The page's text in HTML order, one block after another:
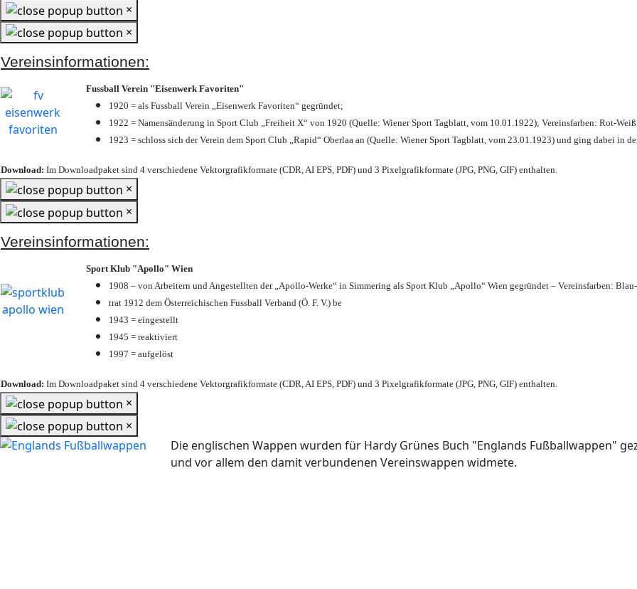
×
×
Vereinsinformationen:
Fussball Verein "Eisenwerk Favoriten"
1920 = als Fussball Verein „Eisenwerk Favoriten“ gegründet;
1922 = Namensänderung in Sport Club „Freiheit X“ von 1920 (Quelle: Wiener Sport Tagblatt, vom 10.01.1922); Vereinsfarben: Rot-
1923 = schloss sich der Verein dem Sport Club „Rapid“ Oberlaa an (Quelle: Wiener Sport Tagblatt, vom 23.01.1923) und ging dabei in
Download: Im Downloadpaket sind 4 verschiedene Vektorgrafikformate (CDR, AI EPS, PDF) und 3 Pixelgrafikformate (JPG, PNG, GIF) enthalten.
×
×
Vereinsinformationen:
Sport Klub "Apollo" Wien
1908 – von Arbeitern und Angestellten der „Apollo-Werke“ in Simmering als Sport Klub „Apollo“ Wien gegründet – Vereinsfarben:
trat 1912 dem Österreichischen Fussball Verband (Ö. F. V.) be
1943 = eingestellt
1945 = reaktiviert
1997 = aufgelöst
Download: Im Downloadpaket sind 4 verschiedene Vektorgrafikformate (CDR, AI EPS, PDF) und 3 Pixelgrafikformate (JPG, PNG, GIF) enthalten.
×
×
Die englischen Wappen wurden für Hardy Grünes Buch "Englands Fußballwappen"
und vor allem den damit verbundenen Vereinswappen widmete.